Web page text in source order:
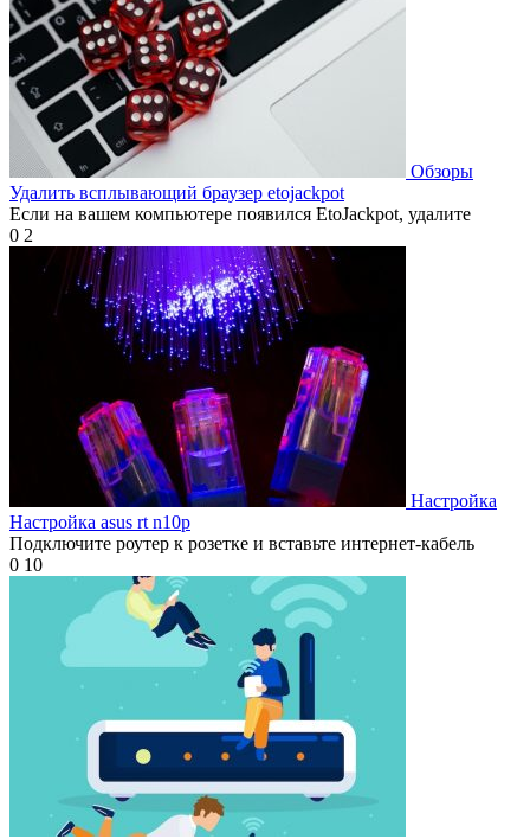
Обзоры
Удалить всплывающий браузер etojackpot
Если на вашем компьютере появился EtoJackpot, удалите
0 2
Настройка
Настройка asus rt n10p
Подключите роутер к розетке и вставьте интернет-кабель
0 10